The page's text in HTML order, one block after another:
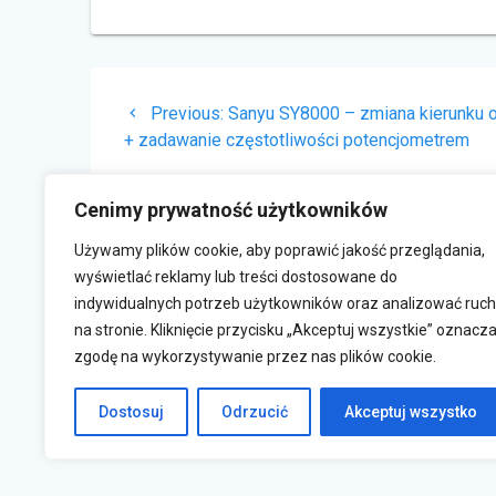
Cenimy prywatność użytkowników
Używamy plików cookie, aby poprawić jakość przeglądania,
wyświetlać reklamy lub treści dostosowane do
indywidualnych potrzeb użytkowników oraz analizować ruch
na stronie. Kliknięcie przycisku „Akceptuj wszystkie” oznacza
zgodę na wykorzystywanie przez nas plików cookie.
Dostosuj Odrzucić Akceptuj wszystko
Nawigacja
wpisu
Previous: Previous
post:
Sanyu SY8000 – zmiana kierunku
+ zadawanie częstotliwości potencjometrem
Krasne 830A, 36-007 Krasne